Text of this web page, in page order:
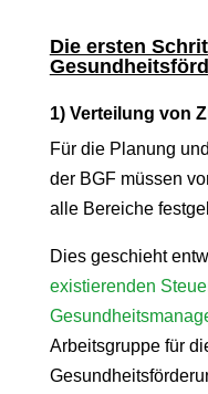
Die ersten
1) Verteilung von
Für die Planung
der BGF müssen
alle Bereiche
Dies geschieht
existierenden
Arbeitsgruppe für